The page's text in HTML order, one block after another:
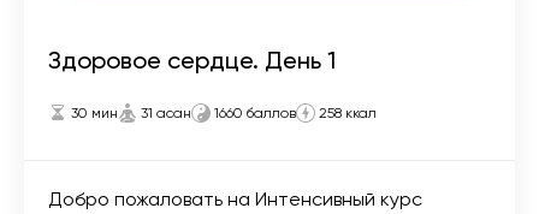
Здоровое сердце. День 1
30 мин 31 асан 1660 баллов 258 ккал
Добро пожаловать на Интенсивный курс